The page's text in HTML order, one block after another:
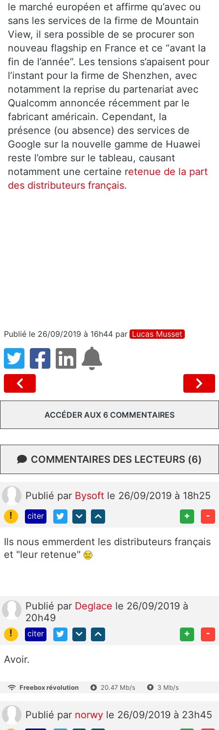
le marché européen et affirme qu’avec ou
sans les services de la firme de Mountain
View, il sera possible de se procurer son
nouveau flagship en France et ce “avant la
fin de l’année”. Les tensions s’apaisent pour
l’instant pour la firme de Shenzhen, avec
notamment la reprise du partenariat avec
Qualcomm annoncée récemment par le
fabricant américain. Cependant, la
présence (ou absence) des services de
Google sur la nouvelle gamme de Huawei
reste l’ombre sur le tableau, causant
notamment une certaine retenue de la part
des distributeurs français.
Publié le 26/09/2019 à 16h44 par Lucas Musset
ACCÉDER AUX 6 COMMENTAIRES
COMMENTAIRES DES LECTEURS (6)
Publié par Bysoft le 26/09/2019 à 18h25
!
citer + -
Ils nous emmerdent les distributeurs français
et "leur retenue"
Publié par Deglace le 26/09/2019 à
20h49
!
citer + -
Avoir.
Freebox révolution 20.47 Mb/s 3 Mb/s
Publié par norwy le 26/09/2019 à 23h45